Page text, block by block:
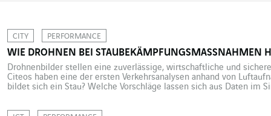
CITY PERFORMANCE
WIE DROHNEN BEI STAUBEKÄMPFUNGSMASSNAHMEN
Drohnenbilder stellen eine zuverlässige, wirtschaftliche und sichere
Citeos haben eine der ersten Verkehrsanalysen anhand von
bildet sich ein Stau? Welche Vorschläge lassen sich aus Daten im